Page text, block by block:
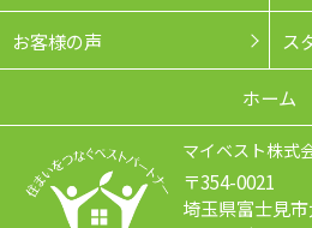
お客様の声 ス
ホーム
マイベスト株式
〒354-0021
埼玉県富士見